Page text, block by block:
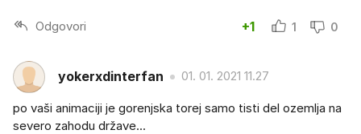
Odgovori +1 1 0
yokerxdinterfan 01. 01. 2021 11.27
po vaši animaciji je gorenjska torej samo tisti del ozemlja na
severo zahodu države...